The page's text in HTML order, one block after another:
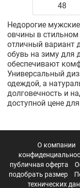
48
Недорогие
овчины в стильном
отличный вариант
обувь на зиму для
обеспечивают
Универсальный
одеждой, а
долговечность и
доступной цене
О компании
публичная оферта
подобрать размер
технических